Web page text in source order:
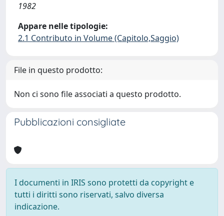
1982
Appare nelle tipologie:
2.1 Contributo in Volume (Capitolo,Saggio)
File in questo prodotto:
Non ci sono file associati a questo prodotto.
Pubblicazioni consigliate
I documenti in IRIS sono protetti da copyright e
tutti i diritti sono riservati, salvo diversa
indicazione.